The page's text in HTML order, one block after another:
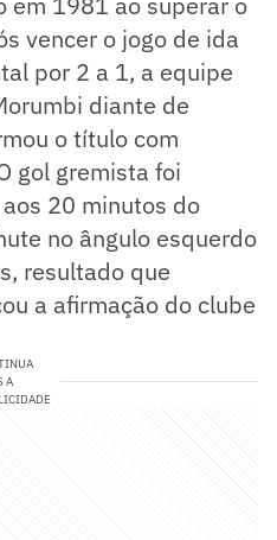
vencer o jogo de ida
por 2 a 1, a equipe
diante de
o título com
gol gremista foi
20 minutos do
no ângulo esquerdo
resultado que
a afirmação do clube
A